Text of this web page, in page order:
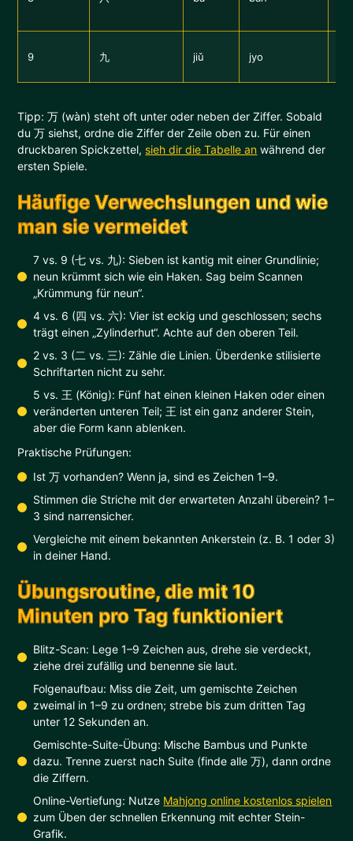
9 九 jiǔ jyo
Tipp: 万 (wàn) steht oft unter oder neben der Ziffer. Sobald
du 万 siehst, ordne die Ziffer der Zeile oben zu. Für einen
druckbaren Spickzettel, sieh dir die Tabelle an während der
ersten Spiele.
Häufige Verwechslungen und wie
man sie vermeidet
7 vs. 9 (七 vs. 九): Sieben ist kantig mit einer Grundlinie;
neun krümmt sich wie ein Haken. Sag beim Scannen
„Krümmung für neun“.
4 vs. 6 (四 vs. 六): Vier ist eckig und geschlossen; sechs
trägt einen „Zylinderhut“. Achte auf den oberen Teil.
2 vs. 3 (二 vs. 三): Zähle die Linien. Überdenke stilisierte
Schriftarten nicht zu sehr.
5 vs. 王 (König): Fünf hat einen kleinen Haken oder einen
veränderten unteren Teil; 王 ist ein ganz anderer Stein,
aber die Form kann ablenken.
Praktische Prüfungen:
Ist 万 vorhanden? Wenn ja, sind es Zeichen 1–9.
Stimmen die Striche mit der erwarteten Anzahl überein? 1–
3 sind narrensicher.
Vergleiche mit einem bekannten Ankerstein (z. B. 1 oder 3)
in deiner Hand.
Übungsroutine, die mit 10
Minuten pro Tag funktioniert
Blitz-Scan: Lege 1–9 Zeichen aus, drehe sie verdeckt,
ziehe drei zufällig und benenne sie laut.
Folgenaufbau: Miss die Zeit, um gemischte Zeichen
zweimal in 1–9 zu ordnen; strebe bis zum dritten Tag
unter 12 Sekunden an.
Gemischte-Suite-Übung: Mische Bambus und Punkte
dazu. Trenne zuerst nach Suite (finde alle 万), dann ordne
die Ziffern.
Online-Vertiefung: Nutze Mahjong online kostenlos spielen
zum Üben der schnellen Erkennung mit echter Stein-
Grafik.